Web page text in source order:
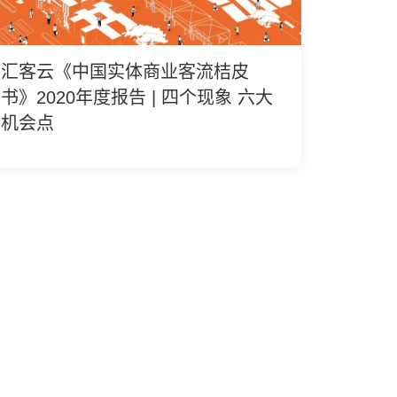
汇客云《中国实体商业客流桔皮
书》2020年度报告 | 四个现象 六大
机会点